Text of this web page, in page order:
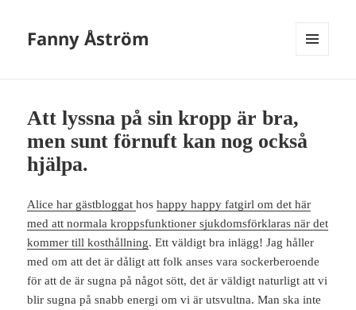
Fanny Åström
Att lyssna på sin kropp är bra,
men sunt förnuft kan nog också
hjälpa.
Alice har gästbloggathoshappy happy fatgirl om det här
med att normala kroppsfunktioner sjukdomsförklaras när det
kommer till kosthållning. Ett väldigt bra inlägg! Jag håller
med om att det är dåligt att folk anses vara sockerberoende
för att de är sugna på något sött, det är väldigt naturligt att vi
blir sugna på snabb energi om vi är utsvultna. Man ska inte